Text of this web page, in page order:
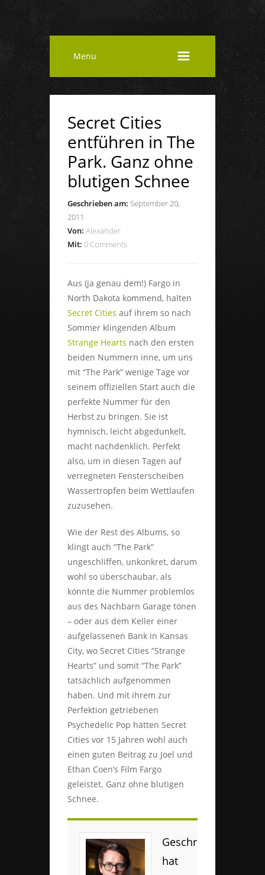
Menu
Secret Cities
entführen in The
Park. Ganz ohne
blutigen Schnee
Geschrieben am: September 20,
2011
Von: Alexander
Mit: 0 Comments
Aus (ja genau dem!) Fargo in
North Dakota kommend, halten
Secret Cities auf ihrem so nach
Sommer klingenden Album
Strange Hearts nach den ersten
beiden Nummern inne, um uns
mit “The Park” wenige Tage vor
seinem offiziellen Start auch die
perfekte Nummer für den
Herbst zu bringen. Sie ist
hymnisch, leicht abgedunkelt,
macht nachdenklich. Perfekt
also, um in diesen Tagen auf
verregneten Fensterscheiben
Wassertropfen beim Wettlaufen
zuzusehen.
Wie der Rest des Albums, so
klingt auch “The Park”
ungeschliffen, unkonkret, darum
wohl so überschaubar, als
könnte die Nummer problemlos
aus des Nachbarn Garage tönen
– oder aus dem Keller einer
aufgelassenen Bank in Kansas
City, wo Secret Cities “Strange
Hearts” und somit “The Park”
tatsächlich aufgenommen
haben. Und mit ihrem zur
Perfektion getriebenen
Psychedelic Pop hätten Secret
Cities vor 15 Jahren wohl auch
einen guten Beitrag zu Joel und
Ethan Coen’s Film Fargo
geleistet. Ganz ohne blutigen
Schnee.
Geschrieben
hat